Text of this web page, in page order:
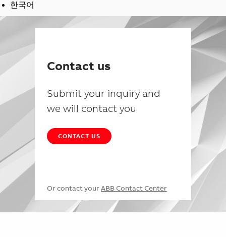
한국어
Contact us
Submit your inquiry and
we will contact you
CONTACT US
Or contact your ABB Contact Center